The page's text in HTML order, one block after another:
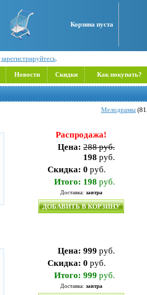
Корзина пуста
зарегистрируйтесь.
Новости Скидки Как покупать?
Мелодрамы
Распродажа!
Цена: 288 руб.
198 руб.
Скидка: 0 руб.
Итого: 198 руб.
Доставка: завтра
ДОБАВИТЬ В КОРЗИНУ
Цена: 999 руб.
Скидка: 0 руб.
Итого: 999 руб.
Доставка: завтра